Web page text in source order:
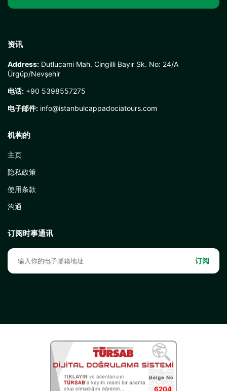
资讯
Address: Dutlucami Mah. Cingilli Bayır Sk. No: 24/A
Ürgüp/Nevşehir
电话: +90 5398557275
电子邮件: info@istanbulcappadociatours.com
机构的
主页
隐私政策
使用条款
沟通
订阅时事通讯
订阅
6204